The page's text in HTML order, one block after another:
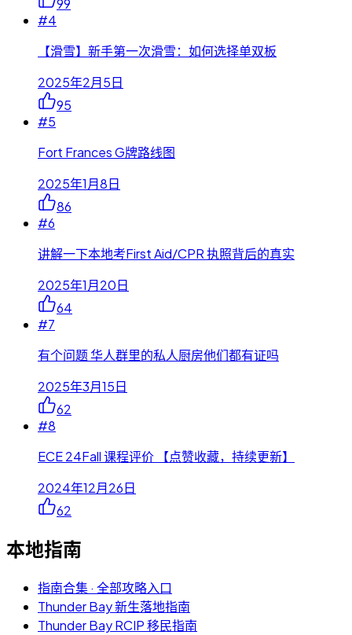
99
#4
【滑雪】新手第一次滑雪：如何选择单双板
2025年2月5日
95
#5
Fort Frances G牌路线图
2025年1月8日
86
#6
讲解一下本地考First Aid/CPR 执照背后的真实
2025年1月20日
64
#7
有个问题 华人群里的私人厨房他们都有证吗
2025年3月15日
62
#8
ECE 24Fall 课程评价 【点赞收藏，持续更新】
2024年12月26日
62
本地指南
指南合集 · 全部攻略入口
Thunder Bay 新生落地指南
Thunder Bay RCIP 移民指南